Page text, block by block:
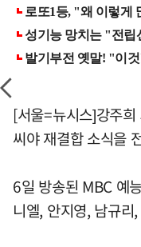
[서울=뉴시스]강주
씨야 재결합 소식을
6일 방송된 MBC 예
니엘, 안지영, 남규리